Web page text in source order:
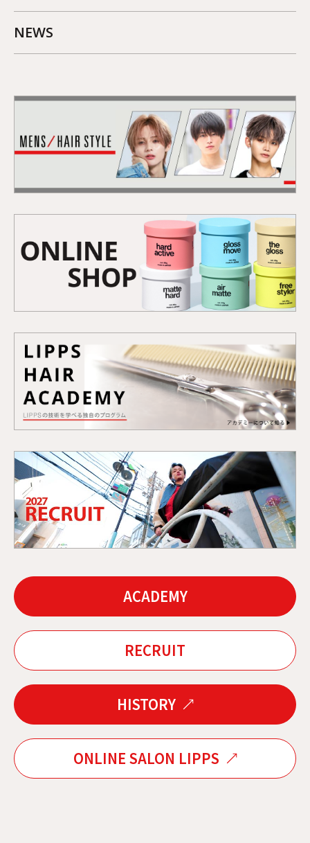
NEWS
ACADEMY
RECRUIT
HISTORY
ONLINE SALON LIPPS